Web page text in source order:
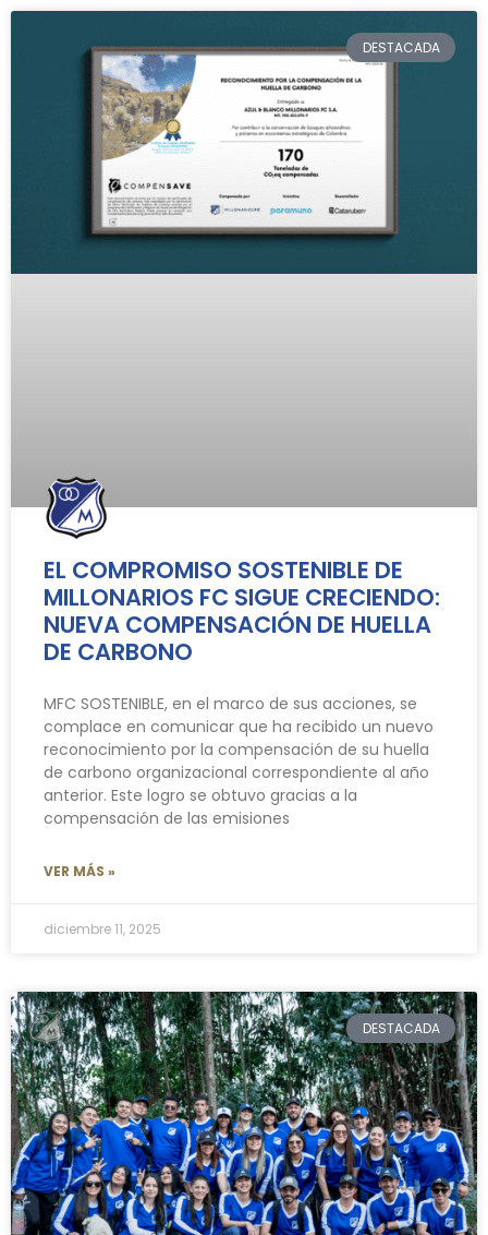
DESTACADA
EL COMPROMISO SOSTENIBLE DE
MILLONARIOS FC SIGUE CRECIENDO:
NUEVA COMPENSACIÓN DE HUELLA
DE CARBONO
MFC SOSTENIBLE, en el marco de sus acciones, se
complace en comunicar que ha recibido un nuevo
reconocimiento por la compensación de su huella
de carbono organizacional correspondiente al año
anterior. Este logro se obtuvo gracias a la
compensación de las emisiones
VER MÁS »
diciembre 11, 2025
DESTACADA